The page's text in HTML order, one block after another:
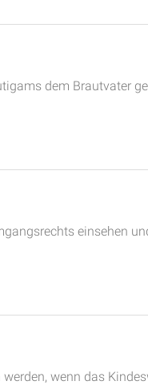
dem Brautvater
einsehen
wenn das